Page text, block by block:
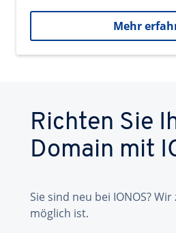
Mehr
Richten Sie
Domain mit
Sie sind neu bei IONOS?
möglich ist.